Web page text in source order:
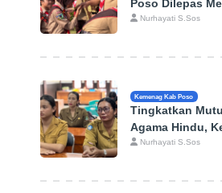
Poso Dilepas
Nurhayati S.Sos
Kemenag Kab Poso
Tingkatkan
Agama Hindu,
Nurhayati S.Sos